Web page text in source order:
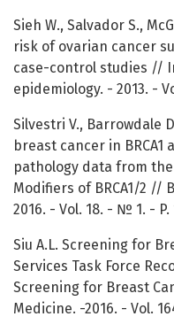
Sieh W., Salvador S.,
risk of ovarian cancer
case-control studies //
epidemiology. - 2013. -
Silvestri V., Barrowdale
breast cancer in BRCA1
pathology data from
Modifiers of BRCA1/2 //
2016. - Vol. 18. - № 1. - P.
Siu A.L. Screening for
Services Task Force
Screening for Breast
Medicine. -2016. - Vol.